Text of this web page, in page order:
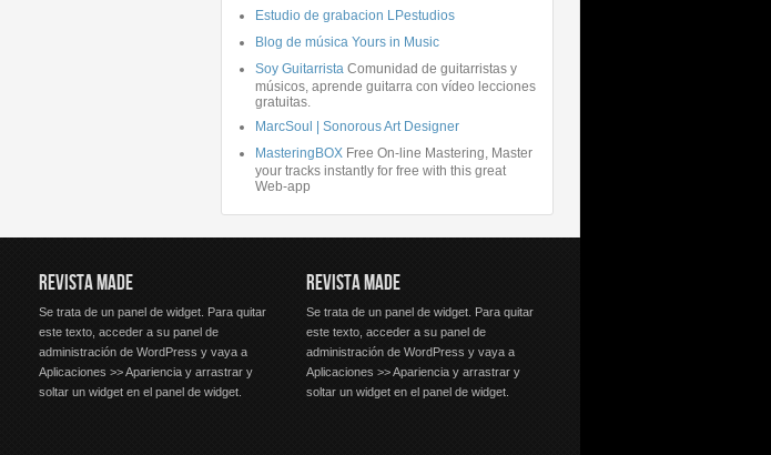
Estudio de grabacion LPestudios
Blog de música Yours in Music
Soy Guitarrista Comunidad de guitarristas y
músicos, aprende guitarra con vídeo lecciones
gratuitas.
MarcSoul | Sonorous Art Designer
MasteringBOX Free On-line Mastering, Master
your tracks instantly for free with this great
Web-app
REVISTA MADE
Se trata de un panel de widget. Para quitar
este texto, acceder a su panel de
administración de WordPress y vaya a
Aplicaciones >> Apariencia y arrastrar y
soltar un widget en el panel de widget.
REVISTA MADE
Se trata de un panel de widget. Para quitar
este texto, acceder a su panel de
administración de WordPress y vaya a
Aplicaciones >> Apariencia y arrastrar y
soltar un widget en el panel de widget.